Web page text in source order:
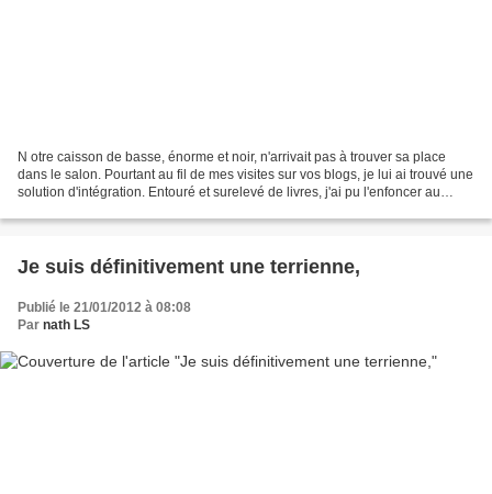
N otre caisson de basse, énorme et noir, n'arrivait pas à trouver sa place
dans le salon. Pourtant au fil de mes visites sur vos blogs, je lui ai trouvé une
solution d'intégration. Entouré et surelevé de livres, j'ai pu l'enfoncer au
Je suis définitivement une terrienne,
Publié le 21/01/2012 à 08:08
Par nath LS